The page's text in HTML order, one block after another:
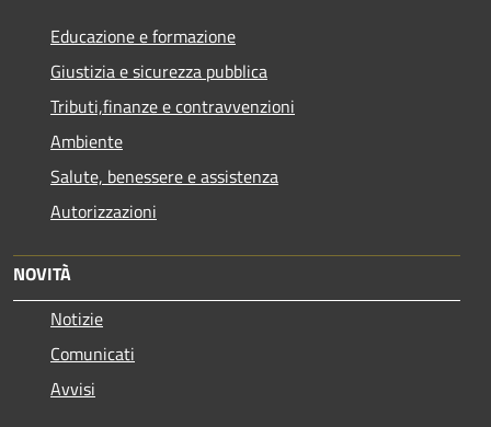
Educazione e formazione
Giustizia e sicurezza pubblica
Tributi,finanze e contravvenzioni
Ambiente
Salute, benessere e assistenza
Autorizzazioni
NOVITÀ
Notizie
Comunicati
Avvisi